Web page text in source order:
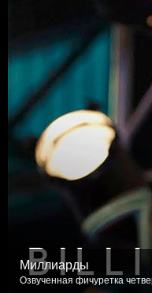
Миллиарды
Озвученная фичуретка